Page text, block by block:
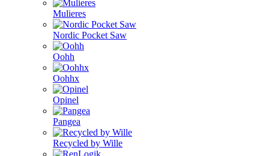
Mulieres
Nordic Pocket Saw
Oohh
Oohhx
Opinel
Pangea
Recycled by Wille